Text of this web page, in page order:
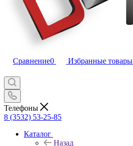
Сравнение0 Избранные товары
Телефоны
8 (3532) 53-25-85
Каталог
Назад